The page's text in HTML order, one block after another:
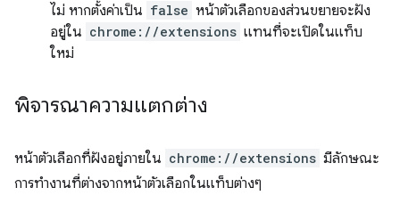
ไม่ หากตั้งค่าเป็น false หน้าตัวเลือกของส่วนขยายจะฝัง
อยู่ใน chrome://extensions แทนที่จะเปิดในแท็บ
ใหม่
พิจารณาความแตกต่าง
หน้าตัวเลือกที่ฝังอยู่ภายใน chrome://extensions มีลักษณะ
การทำงานที่ต่างจากหน้าตัวเลือกในแท็บต่างๆ